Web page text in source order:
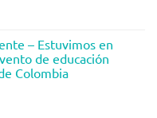
– Estuvimos en
de educación
Colombia